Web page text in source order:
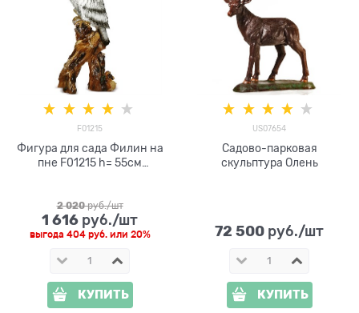
F01215
Фигура для сада Филин на
пне F01215 h= 55см
2 020 руб./шт
1 616 руб./шт
выгода 404 руб.или 20%
КУПИТЬ
US07654
Садово-парковая
скульптура Олень
72 500 руб./шт
КУПИТЬ